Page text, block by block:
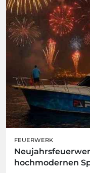
FEUERWERK
hochmodernen